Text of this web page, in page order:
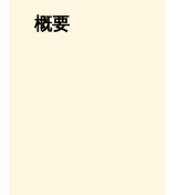
概要